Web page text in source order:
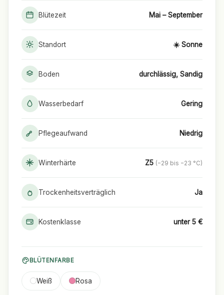
Blütezeit Mai – September
Standort ☀️ Sonne
Boden durchlässig, Sandig
Wasserbedarf Gering
Pflegeaufwand Niedrig
Winterhärte Z5 (−29 bis −23 °C)
Trockenheitsverträglich Ja
Kostenklasse unter 5 €
BLÜTENFARBE
Weiß Rosa